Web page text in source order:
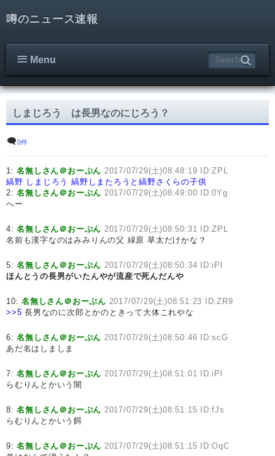
噂のニュース速報
Menu
しまじろう は長男なのにじろう？
0件
1:名無しさん＠おーぷん 2017/07/29(土)08:48:19 ID:ZPL
縞野 しまじろう
縞野しまたろうと縞野さくらの子供
2:名無しさん＠おーぷん 2017/07/29(土)08:49:00 ID:0Yg
へー
4:名無しさん＠おーぷん 2017/07/29(土)08:50:31 ID:ZPL
名前も漢字なのはみみりんの父 緑原 草太だけかな？
5:名無しさん＠おーぷん 2017/07/29(土)08:50:34 ID:iPl
ほんとうの長男がいたんやが流産で死んだんや
10:名無しさん＠おーぷん 2017/07/29(土)08:51:23 ID:ZR9
>>5 長男なのに次郎とかのときって大体これやな
6:名無しさん＠おーぷん 2017/07/29(土)08:50:46 ID:scG
あだ名はしましま
7:名無しさん＠おーぷん 2017/07/29(土)08:51:01 ID:iPl
らむりんとかいう闇
8:名無しさん＠おーぷん 2017/07/29(土)08:51:15 ID:fJs
らむりんとかいう餌
9:名無しさん＠おーぷん 2017/07/29(土)08:51:15 ID:OqC